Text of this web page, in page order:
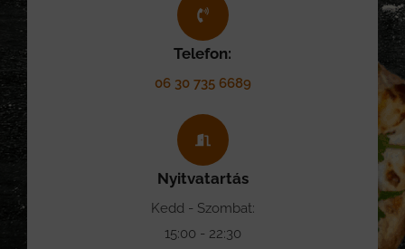
Telefon:
06 30 735 6689
Nyitvatartás
Kedd - Szombat:
15:00 - 22:30